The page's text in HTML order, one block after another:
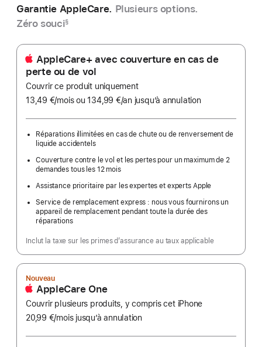
Garantie AppleCare. Plusieurs options.
Zéro souci§
AppleCare+ avec couverture en cas de
perte ou de vol
Couvrir ce produit uniquement
13,49 €/moispar
ou 134,99 €/an par
jusqu’à annulation
Réparations illimitées en cas de chute ou de renversement de
liquide accidentels
Couverture contre le vol et les pertes pour un maximum de 2
demandes tous les 12 mois
Assistance prioritaire par les expertes et experts Apple
Service de remplacement express : nous vous fournirons un
appareil de remplacement pendant toute la durée des
réparations
Inclut la taxe sur les primes d’assurance au taux applicable
Nouveau
AppleCare One
Couvrir plusieurs produits, y compris cet iPhone
20,99 €/moispar
jusqu’à annulation